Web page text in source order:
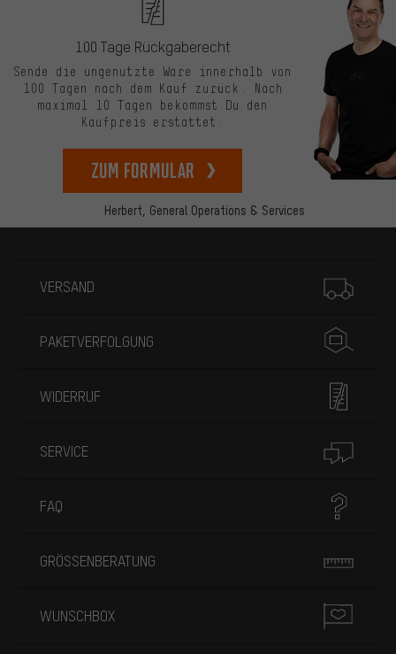
Herbert, General Operations & Services
100 Tage Rückgaberecht
Sende die ungenutzte Ware innerhalb von
100 Tagen nach dem Kauf zurück. Nach
maximal 10 Tagen bekommst Du den
Kaufpreis erstattet.
zum Formular
VERSAND
PAKETVERFOLGUNG
WIDERRUF
SERVICE
FAQ
GRÖSSENBERATUNG
WUNSCHBOX